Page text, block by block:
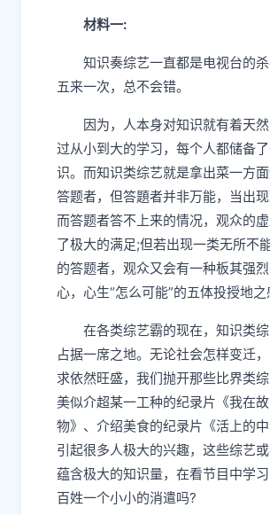
材料一:
知识奏综艺一直都是电视台的
五来一次，总不会错。
因为，人本身对知识就有着天
过从小到大的学习，每个人都储备
识。而知识类综艺就是拿出菜一方
答题者，但答題者并非万能，当出
而答题者答不上来的情况，观众的
了极大的满足;但若出现一类无所不
的答题者，观众又会有一种板其强
心，心生“怎么可能”的五体投授地之
在各类综艺霸的现在，知识类
占据一席之地。无论社会怎样变迁
求依然旺盛，我们抛开那些比界类
美似介超某一工种的纪录片《我在
物》、介绍美食的纪录片《活上的
引起很多人极大的兴趣，这些综艺
蕴含极大的知识量，在看节目中学
百姓一个小小的消遣吗?